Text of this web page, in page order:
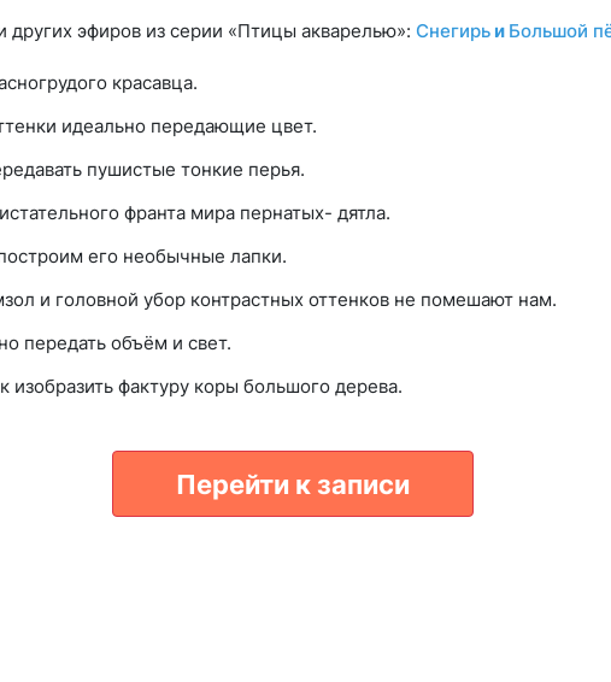
других эфиров из серии «Птицы акварелью»: Снегирь и Большой
красавца.
идеально передающие цвет.
пушистые тонкие перья.
франта мира пернатых- дятла.
его необычные лапки.
и головной убор контрастных оттенков не помешают нам.
передать объём и свет.
изобразить фактуру коры большого дерева.
Перейти к записи